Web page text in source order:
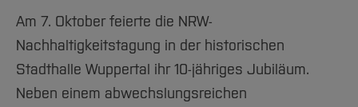
Am 7. Oktober feierte die NRW-
Nachhaltigkeitstagung in der historischen
Stadthalle Wuppertal ihr 10-jähriges Jubiläum.
Neben einem abwechslungsreichen